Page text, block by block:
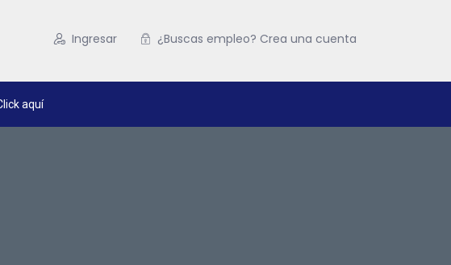
Ingresar ¿Buscas empleo? Crea una cuenta
aquí